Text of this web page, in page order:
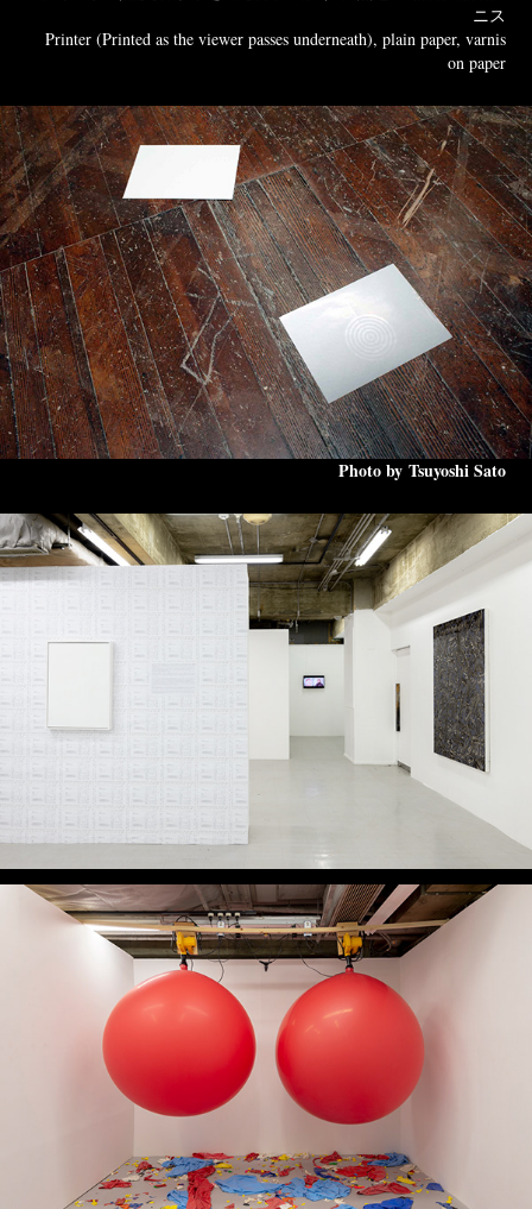
ニス
Printer (Printed as the viewer passes underneath), plain paper, varnis
on paper
Photo by Tsuyoshi Sato